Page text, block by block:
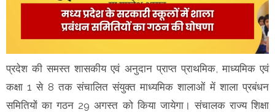
प्रदेश की समस्त शासकीय एवं अनुदान प्राप्त प्राथमिक, माध्यमिक एवं
कक्षा 1 से 8 तक संचालित संयुक्त माध्यमिक शालाओं में शाला प्रबंधन
समितियों का गठन 29 अगस्त को किया जायेगा। संचालक राज्य शिक्षा